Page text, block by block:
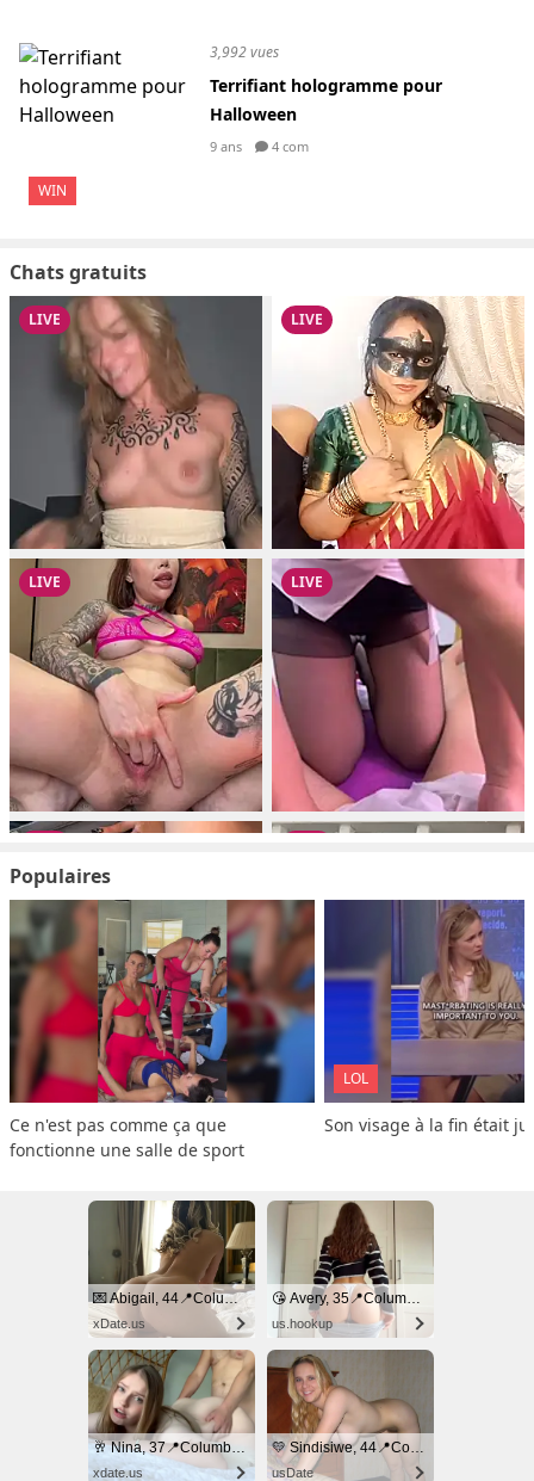
WIN
3,992 vues
Terrifiant hologramme pour
Halloween
9 ans 4 com
Chats gratuits
Populaires
Ce n'est pas comme ça que
fonctionne une salle de sport
LOL
Son visage à la fin était